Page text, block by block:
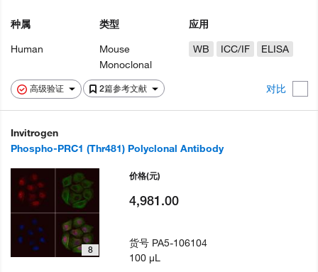
高级验证 2篇参考文献 对比
种属
Human
类型
Mouse
Monoclonal
应用
WB
ICC/IF ELISA
Invitrogen
Phospho-PRC1 (Thr481) Polyclonal Antibody
8
价格(元)
4,981.00
货号 PA5-106104
100 µL